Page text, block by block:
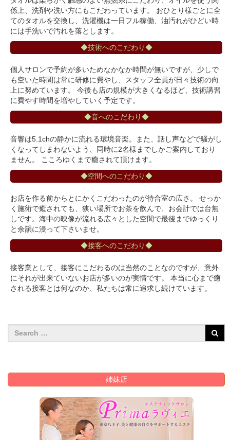
係上、洗剤や洗い方にもこだわっています。 おひとり様ごとに全
てのタオルを交換し、洗濯機は一日フル稼働、油汚れがひどい時
には手洗いで汚れを落とします。
◆技術へのこだわり◆
個人サロンで予約が多いためなかなか時間が無いですが、少しで
も空いた時間は常に研修に費やし、スタッフ全員が日々技術の向
上に努めています。 今後も店の規模が大きくなるほど、技術講習
に費やす時間を増やしていく予定です。
◆音へのこだわり◆
音響は5.1chの静かに流れる環境音楽。また、話し声などで騒がし
くなってしまわないよう、同時に2名様までしかご案内しており
ません。 こころゆくまで癒されて頂けます。
◆空間へのこだわり◆
お店を作る前からとにかくこだわったのが待合室の広さ。 せっか
く施術で癒されても、狭い場所でお茶を飲んで、お会計では台無
しです。海中の映像が流れる広々とした空間で最後までゆっくり
と余韻に浸って下さいませ。
◆接客へのこだわり◆
接客業として、接客にこだわるのは当然のことなのですが、意外
にそれが出来ていないお店が多いのが実情です。 本当に心まで癒
される接客とは何なのか、私たちは常に追求し続けています。
姉妹店